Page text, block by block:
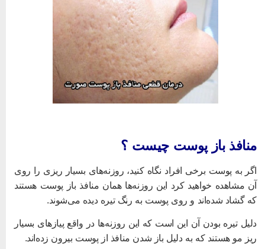
باز پوست چیست ؟
به پوست برخی افراد نگاه کنید، روزنه‌های بسیار ریزی را روی
مشاهده خواهید کرد این روزنه‌ها همان منافذ باز پوست هستند
گشاد شده‌اند و روی پوست به رنگ تیره دیده می‌شوند.
تیره بودن آن این است که این روزنه‌ها در واقع پیازهای بسیار
مو هستند که به دلیل باز شدن منافذ از پوست بیرون زده‌اند.